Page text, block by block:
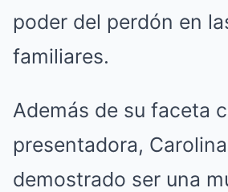
poder del perdón en
familiares.
Además de su faceta
presentadora,
demostrado ser una